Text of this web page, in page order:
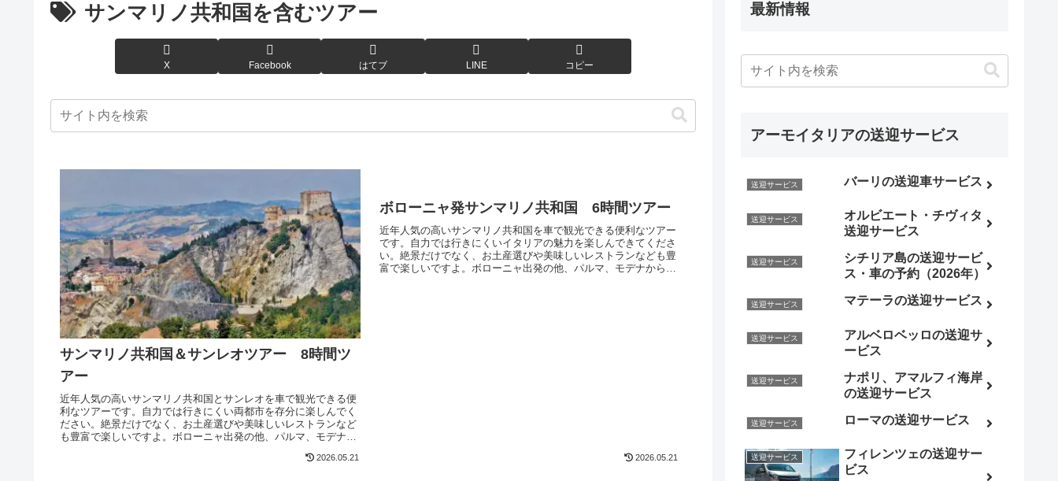
サンマリノ共和国を含むツアー
X Facebook はてブ LINE コピー
サンマリノ共和国＆サンレオツアー 8時間ツ
アー
近年人気の高いサンマリノ共和国とサンレオを車で観光できる便
利なツアーです。自力では行きにくい両都市を存分に楽しんでく
ださい。絶景だけでなく、お土産選びや美味しいレストランなど
も豊富で楽しいですよ。ボローニャ出発の他、パルマ、モデナか
2026.05.21
ボローニャ発サンマリノ共和国 6時間ツアー
近年人気の高いサンマリノ共和国を車で観光できる便利なツアー
です。自力では行きにくいイタリアの魅力を楽しんできてくださ
い。絶景だけでなく、お土産選びや美味しいレストランなども豊
富で楽しいですよ。ボローニャ出発の他、パルマ、モデナからス
2026.05.21
最新情報
アーモイタリアの送迎サービス
送迎サービス バーリの送迎車サービス
送迎サービス
オルビエート・チヴィタ
送迎サービス
送迎サービス
シチリア島の送迎サービ
ス・車の予約（2026年）
送迎サービス マテーラの送迎サービス
送迎サービス
アルベロベッロの送迎サ
ービス
送迎サービス
ナポリ、アマルフィ海岸
の送迎サービス
送迎サービス ローマの送迎サービス
送迎サービス
フィレンツェの送迎サー
ビス